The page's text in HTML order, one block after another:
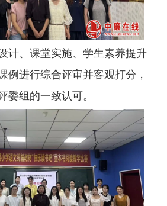
计、课堂实施、学生素养提升
例进行综合评审并客观打分，
委组的一致认可。